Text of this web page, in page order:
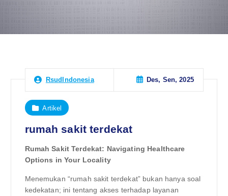
RsudIndonesia Des, Sen, 2025
Artikel
rumah sakit terdekat
Rumah Sakit Terdekat: Navigating Healthcare
Options in Your Locality
Menemukan “rumah sakit terdekat” bukan hanya soal
kedekatan; ini tentang akses terhadap layanan